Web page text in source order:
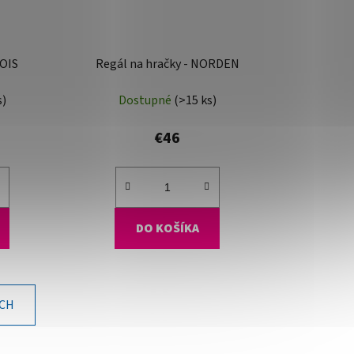
Regál na hračky - NORDEN
Dostupné (>15 ks)
€46
DO KOŠÍKA